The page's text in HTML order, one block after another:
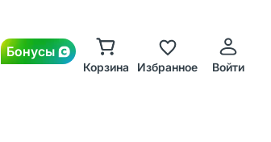
Бонусы
Корзина Избранное Войти